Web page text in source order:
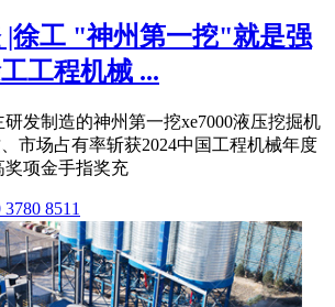
|徐工 "神州第一挖"就是强
工程机械 ...
发制造的神州第一挖xe7000液压挖掘机
市场占有率斩获2024中国工程机械年度
奖项金手指奖充
8511